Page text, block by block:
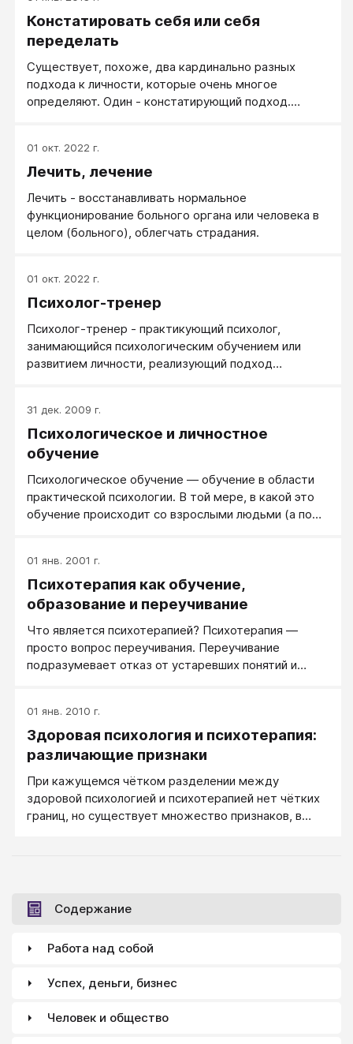
Констатировать себя или себя
переделать
Существует, похоже, два кардинально разных
подхода к личности, которые очень многое
определяют. Один - констатирующий подход.
не устраивает - принять себя и на этом поставить
точку.
01 окт. 2022 г.
Лечить, лечение
Лечить - восстанавливать нормальное
функционирование больного органа или человека в
целом (больного), облегчать страдания.
01 окт. 2022 г.
Психолог-тренер
Психолог-тренер - практикующий психолог,
занимающийся психологическим обучением или
развитием личности, реализующий подход
психологом-тренером, обязан иметь
психологическое образование.
31 дек. 2009 г.
Психологическое и личностное
обучение
Психологическое обучение — обучение в области
практической психологии. В той мере, в какой это
обучение происходит со взрослыми людьми (а по
01 янв. 2001 г.
Психотерапия как обучение,
образование и переучивание
Что является психотерапией? Психотерапия —
просто вопрос переучивания. Переучивание
подразумевает отказ от устаревших понятий и
нуждаются в способности и готовности
участвовать в процессе переучивания. Терапия… —
форма образования. Поскольку так называемая
то Вам нужен не доктор или врач, а человек,
квалифицированный для того, чтобы обучить Вас в
той области, в которой у Вас возникла трудность.
01 янв. 2010 г.
Здоровая психология и психотерапия:
различающие признаки
При кажущемся чётком разделении между
здоровой психологией и психотерапией нет чётких
границ, но существует множество признаков, в
Содержание
Работа над собой
Успех, деньги, бизнес
Человек и общество